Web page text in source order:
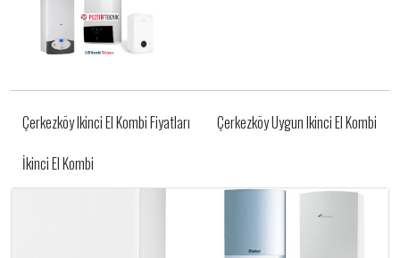
Çerkezköy Ikinci El Kombi Fiyatları
Çerkezköy Uygun Ikinci El Kombi
İkinci El Kombi